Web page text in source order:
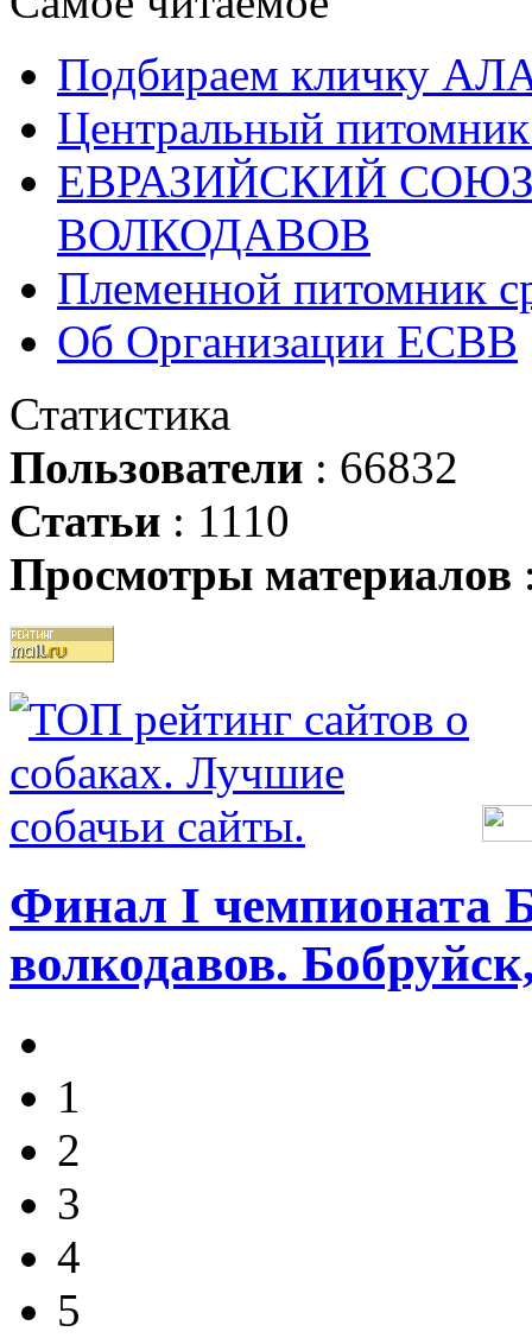
Подбираем кличку
Центральный
ЕВРАЗИЙСКИЙ
ВОЛКОДАВОВ
Племенной питомник
Об Организации ЕСВВ
Статистика
Пользователи : 66832
Статьи : 1110
Просмотры материалов
Финал І чемпионата
волкодавов.
1
2
3
4
5